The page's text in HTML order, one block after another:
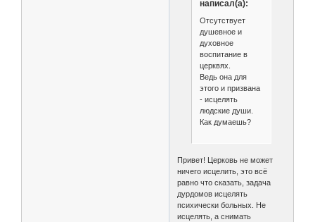
написал(а):
Отсутствует
душевное и
духовное
воспитание в
церквях.
Ведь она для
этого и призвана
- исцелять
людские души.
Как думаешь?
Привет! Церковь не может
ничего исцелить, это всё
равно что сказать, задача
дурдомов исцелять
психически больных. Не
исцелять, а снимать